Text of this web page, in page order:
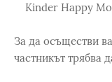
Kinder Happy
За да осъществи
частникът трябва